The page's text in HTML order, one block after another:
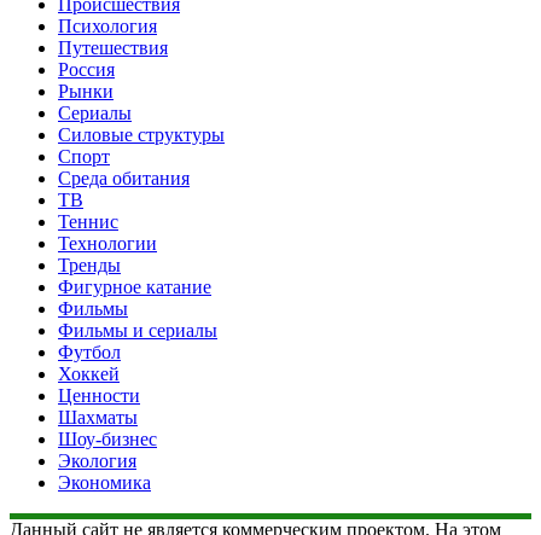
Психология
Путешествия
Россия
Рынки
Сериалы
Силовые структуры
Спорт
Среда обитания
ТВ
Теннис
Технологии
Тренды
Фигурное катание
Фильмы
Фильмы и сериалы
Футбол
Хоккей
Ценности
Шахматы
Шоу-бизнес
Экология
Экономика
Данный сайт не является коммерческим проектом. На этом